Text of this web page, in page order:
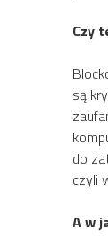
Czy
są
do
czyli
A w